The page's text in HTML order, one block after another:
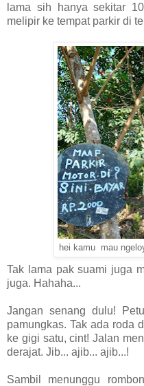
lama sih hanya sekitar
melipir ke tempat parkir di
hei kamu mau
Tak lama pak suami juga
juga. Hahaha...
Jangan senang dulu!
pamungkas. Tak ada roda
ke gigi satu, cint! Jalan
derajat. Jib... ajib... ajib...!
Sambil menunggu